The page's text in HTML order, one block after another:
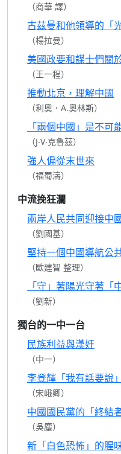
（商華 譯）
古茲曼和他領導的「
（楊拉曼）
美國政要和謀士們關
（王一程）
推動北京，理解中國
（利奧．A.奧林斯）
「兩個中國」是不可
（J‧V‧克魯茲）
強人偏從末世來
（福蜀濤）
中流挽狂瀾
兩岸人民共同迎接中
（劉國基）
堅持一個中國導航公
（歐建智 整理）
「守」著陽光守著「
（劉新）
獨台的一中一台
民族利益與漢奸
（中一）
李登輝「我有話要說
（宋峨卿）
中國國民黨的「終結者
（吳塵）
新「白色恐怖」的腥